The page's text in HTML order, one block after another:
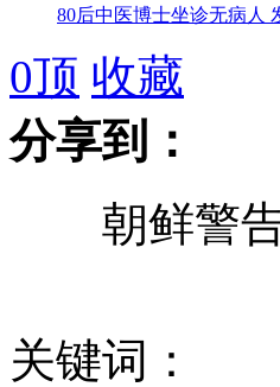
80后中医博士坐诊无病人
传硬汉男星与导演不和被
记者暗访98万元天价墓的
湖南“火箭提拔”副县长被退
0顶 收藏
分享到：
朝鲜警告
关键词：